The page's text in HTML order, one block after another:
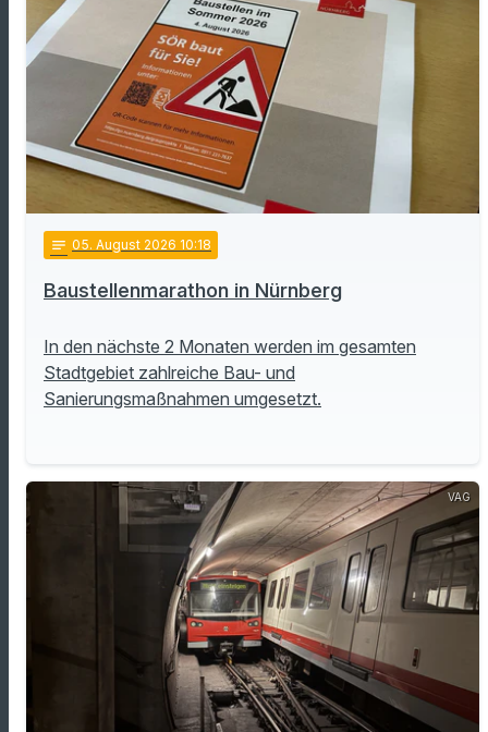
notes 05. August 2026 10:18
Baustellenmarathon in Nürnberg
In den nächste 2 Monaten werden im gesamten
Stadtgebiet zahlreiche Bau- und
Sanierungsmaßnahmen umgesetzt.
VAG